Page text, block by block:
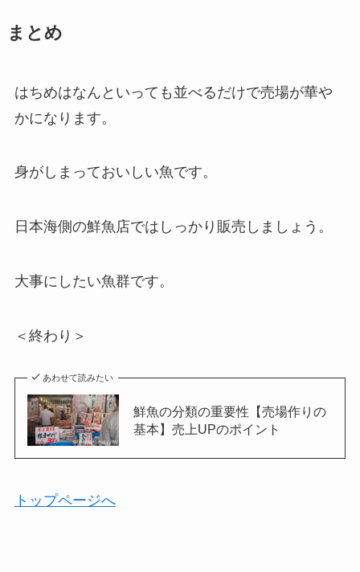
まとめ
はちめはなんといっても並べるだけで売場が華や
かになります。
身がしまっておいしい魚です。
日本海側の鮮魚店ではしっかり販売しましょう。
大事にしたい魚群です。
＜終わり＞
あわせて読みたい
鮮魚の分類の重要性【売場作りの
基本】売上UPのポイント
トップページへ